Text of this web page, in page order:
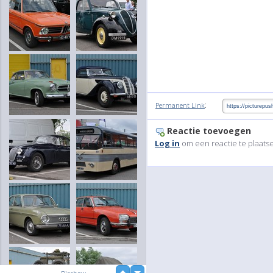
Permanent Link:
Reactie toevoegen
Log in om een reactie te